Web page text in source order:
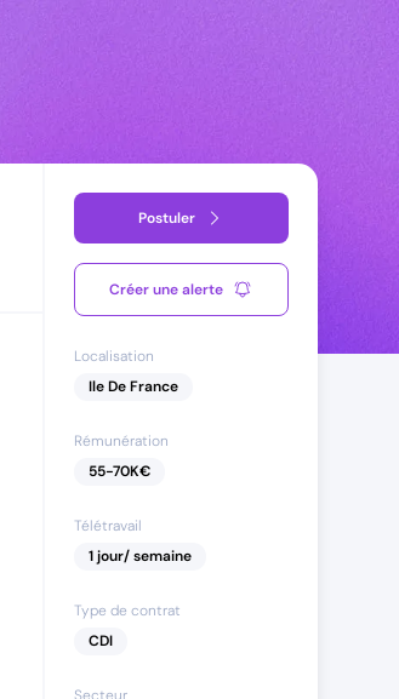
Postuler
Créer une alerte
Localisation
Ile De France
Rémunération
55-70K€
Télétravail
1 jour/ semaine
Type de contrat
CDI